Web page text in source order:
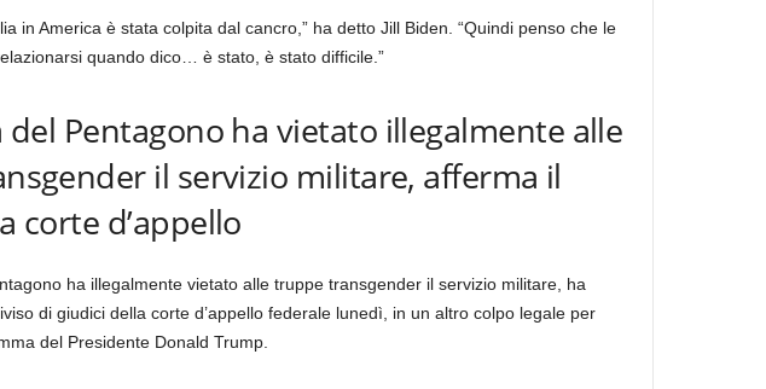
in America è stata colpita dal cancro,” ha detto Jill Biden. “Quindi penso che le
quando dico… è stato, è stato difficile.”
del Pentagono ha vietato illegalmente alle
il servizio militare, afferma il
corte d’appello
ha illegalmente vietato alle truppe transgender il servizio militare, ha
di giudici della corte d’appello federale lunedì, in un altro colpo legale per
del Presidente Donald Trump.